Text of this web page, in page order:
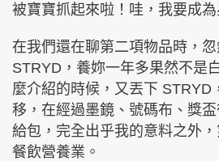
被寶寶抓起來啦！哇，我要成為
在我們還在聊第二項物品時，
STRYD，養妳一年多果然不是
麼介紹的時候，又丟下 STRYD
移，在經過墨鏡、號碼布、獎
給包，完全出乎我的意料之外
餐飲營養業。